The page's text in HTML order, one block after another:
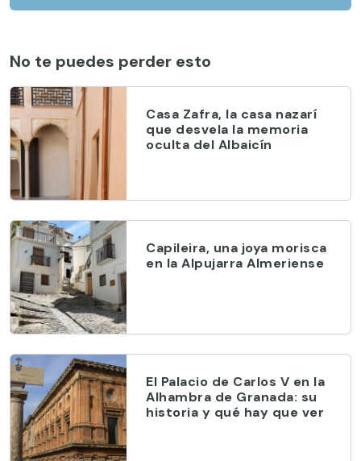
No te puedes perder esto
Casa Zafra, la casa nazarí
que desvela la memoria
oculta del Albaicín
Capileira, una joya morisca
en la Alpujarra Almeriense
El Palacio de Carlos V en la
Alhambra de Granada: su
historia y qué hay que ver